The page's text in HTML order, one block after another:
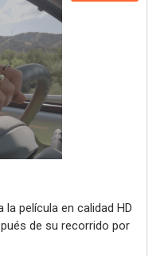
la película en calidad HD
de su recorrido por